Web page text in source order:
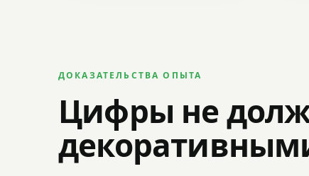
ДОКАЗАТЕЛЬСТВА ОПЫТА
Цифры не